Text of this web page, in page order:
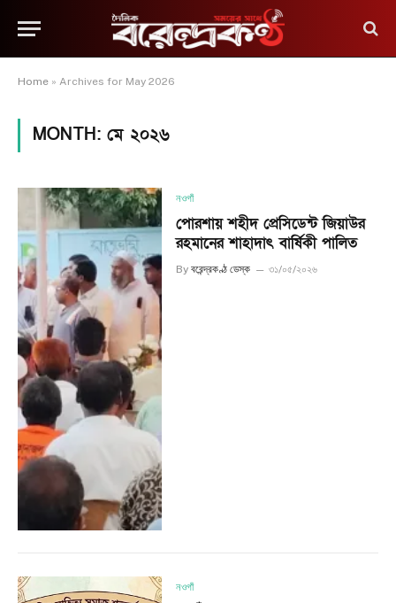
Home » Archives for May 2026
MONTH:মে ২০২৬
নওগাঁ
পোরশায় শহীদ প্রেসিডেন্ট জিয়াউর
রহমানের শাহাদাৎ বার্ষিকী পালিত
By বরেন্দ্রকণ্ঠ ডেস্ক ৩১/০৫/২০২৬
নওগাঁ